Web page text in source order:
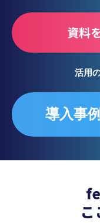
資料
活用
導入事